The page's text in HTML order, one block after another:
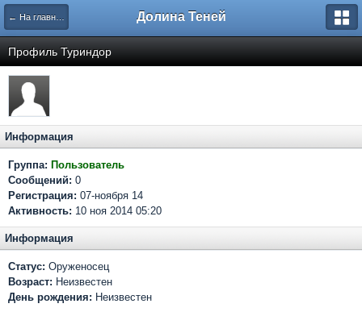
← На главную Долина Теней
Профиль Туриндор
Информация
Группа: Пользователь
Сообщений: 0
Регистрация: 07-ноября 14
Активность: 10 ноя 2014 05:20
Информация
Статус: Оруженосец
Возраст: Неизвестен
День рождения: Неизвестен